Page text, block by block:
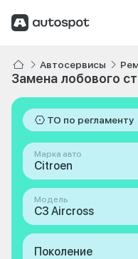
Автосервисы
Замена лобового
ТО по регламенту
Марка авто
Citroen
Модель
C3 Aircross
Поколение